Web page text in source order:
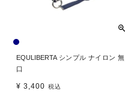
EQULIBERTA シンプル ナイロン 無
口
¥ 3,400 税込